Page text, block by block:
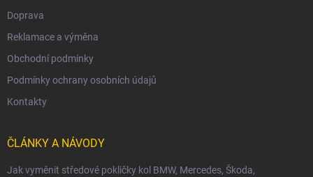
Doprava
Reklamace a výměna
Obchodní podmínky
Podmínky ochrany osobních údajů
Kontakty
ČLÁNKY A NÁVODY
Jak vyměnit středové pokličky kol BMW, Mercedes, Škoda,